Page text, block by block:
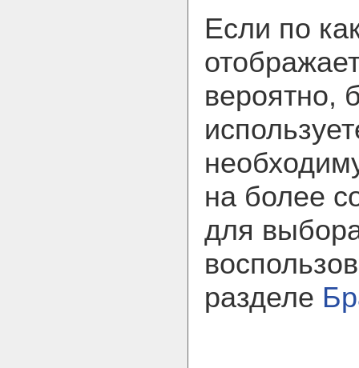
Если по
вероятно,
на более
для
разделе